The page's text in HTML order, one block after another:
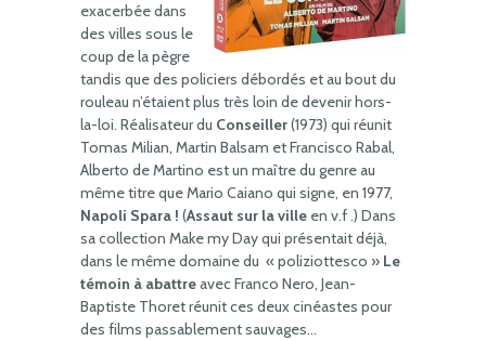
exacerbée dans
des villes sous le
coup de la pègre
tandis que des policiers débordés et au bout du
rouleau n’étaient plus très loin de devenir hors-
la-loi. Réalisateur du Conseiller(1973) qui réunit
Tomas Milian, Martin Balsam et Francisco Rabal,
Alberto de Martino est un maître du genre au
même titre que Mario Caiano qui signe, en 1977,
Napoli Spara ! (Assaut sur la ville en v.f .) Dans
sa collection Make my Day qui présentait déjà,
dans le même domaine du « poliziottesco » Le
témoin à abattreavec Franco Nero, Jean-
Baptiste Thoret réunit ces deux cinéastes pour
des films passablement sauvages…